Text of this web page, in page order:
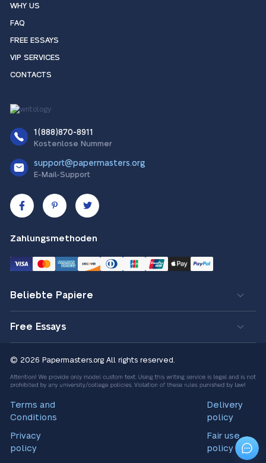
WHY US
FAQ
FREE ESSAYS
VIP SERVICES
CONTACTS
1(888)870-8911
Kostenlose Nummer
support@papermasters.org
E-Mail-Support
Zahlungsmethoden
Beliebte Papiere
Free Essays
© 2026 Papermasters.org All rights reserved.
Terms and
Conditions
Privacy
policy
Delivery
policy
Fair use
policy